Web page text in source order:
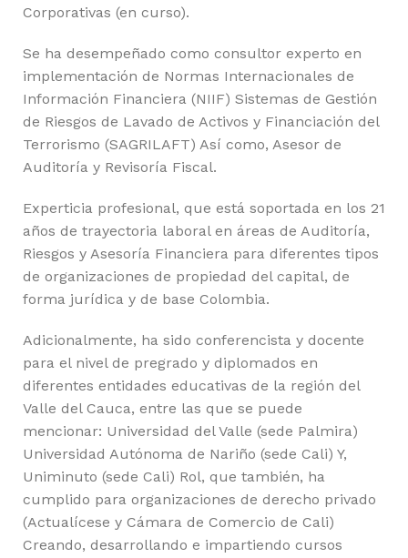
Corporativas (en curso).
Se ha desempeñado como consultor experto en
implementación de Normas Internacionales de
Información Financiera (NIIF) Sistemas de Gestión
de Riesgos de Lavado de Activos y Financiación del
Terrorismo (SAGRILAFT) Así como, Asesor de
Auditoría y Revisoría Fiscal.
Experticia profesional, que está soportada en los 21
años de trayectoria laboral en áreas de Auditoría,
Riesgos y Asesoría Financiera para diferentes tipos
de organizaciones de propiedad del capital, de
forma jurídica y de base Colombia.
Adicionalmente, ha sido conferencista y docente
para el nivel de pregrado y diplomados en
diferentes entidades educativas de la región del
Valle del Cauca, entre las que se puede
mencionar: Universidad del Valle (sede Palmira)
Universidad Autónoma de Nariño (sede Cali) Y,
Uniminuto (sede Cali) Rol, que también, ha
cumplido para organizaciones de derecho privado
(Actualícese y Cámara de Comercio de Cali)
Creando, desarrollando e impartiendo cursos